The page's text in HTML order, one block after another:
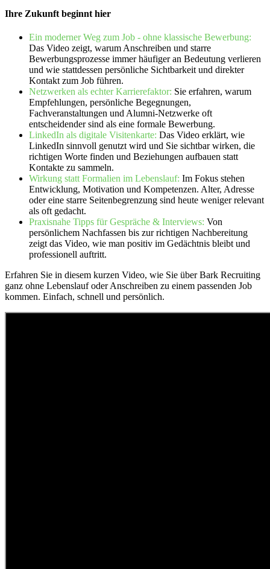
Ihre Zukunft beginnt hier
Ein moderner Weg zum Job - ohne klassische Bewerbung:
Das Video zeigt, warum Anschreiben und starre
Bewerbungsprozesse immer häufiger an Bedeutung verlieren
und wie stattdessen persönliche Sichtbarkeit und direkter
Kontakt zum Job führen.
Netzwerken als echter Karrierefaktor: Sie erfahren, warum
Empfehlungen, persönliche Begegnungen,
Fachveranstaltungen und Alumni-Netzwerke oft
entscheidender sind als eine formale Bewerbung.
LinkedIn als digitale Visitenkarte: Das Video erklärt, wie
LinkedIn sinnvoll genutzt wird und Sie sichtbar wirken, die
richtigen Worte finden und Beziehungen aufbauen statt
Kontakte zu sammeln.
Wirkung statt Formalien im Lebenslauf: Im Fokus stehen
Entwicklung, Motivation und Kompetenzen. Alter, Adresse
oder eine starre Seitenbegrenzung sind heute weniger relevant
als oft gedacht.
Praxisnahe Tipps für Gespräche & Interviews: Von
persönlichem Nachfassen bis zur richtigen Nachbereitung
zeigt das Video, wie man positiv im Gedächtnis bleibt und
professionell auftritt.
Erfahren Sie in diesem kurzen Video, wie Sie über Bark Recruiting
ganz ohne Lebenslauf oder Anschreiben zu einem passenden Job
kommen. Einfach, schnell und persönlich.